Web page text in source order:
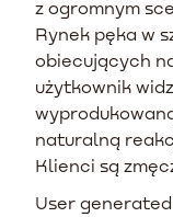
z ogromnym
Rynek pęka w
obiecujących
użytkownik
naturalną
Klienci są
User